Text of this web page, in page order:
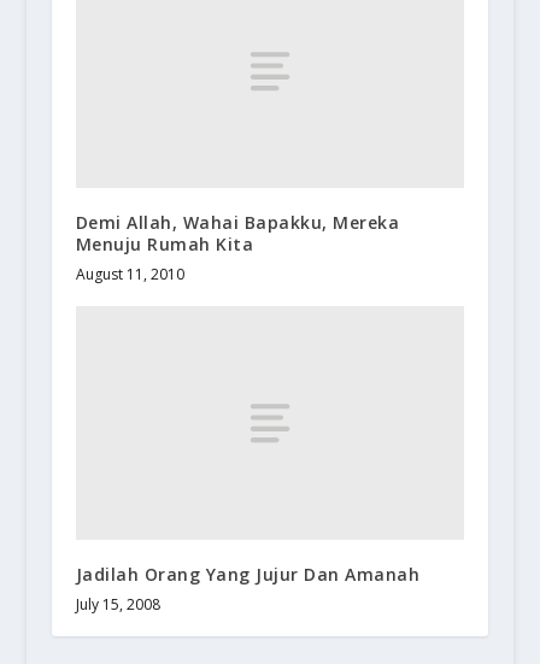
Demi Allah, Wahai Bapakku, Mereka
Menuju Rumah Kita
August 11, 2010
Jadilah Orang Yang Jujur Dan Amanah
July 15, 2008